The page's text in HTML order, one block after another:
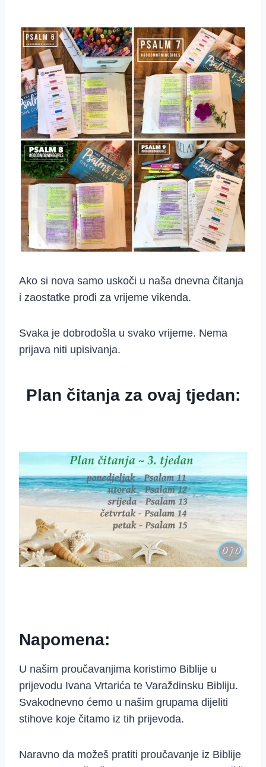
Ako si nova samo uskoči u naša dnevna čitanja
i zaostatke prođi za vrijeme vikenda.
Svaka je dobrodošla u svako vrijeme. Nema
prijava niti upisivanja.
Plan čitanja za ovaj tjedan:
Napomena:
U našim proučavanjima koristimo Biblije u
prijevodu Ivana Vrtarića te Varaždinsku Bibliju.
Svakodnevno ćemo u našim grupama dijeliti
stihove koje čitamo iz tih prijevoda.
Naravno da možeš pratiti proučavanje iz Biblije